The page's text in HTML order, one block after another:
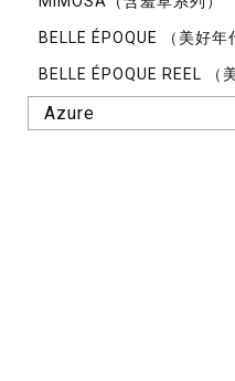
BELLE ÉPOQUE （美好年
BELLE ÉPOQUE REEL （
Azure